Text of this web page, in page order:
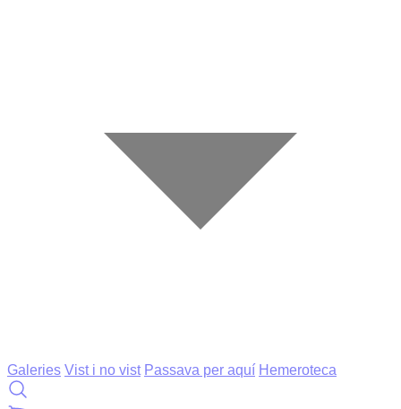
Galeries Vist i no vist Passava per aquí Hemeroteca